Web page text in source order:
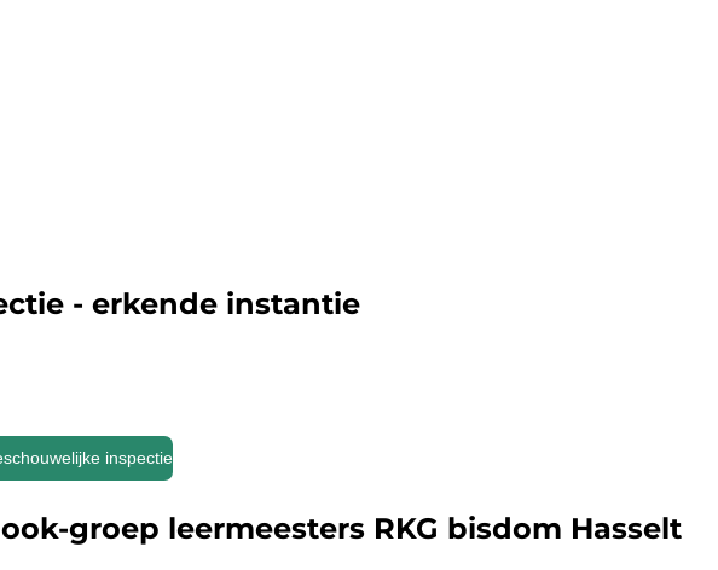
- erkende instantie
inspectie
groep leermeesters RKG bisdom Hasselt